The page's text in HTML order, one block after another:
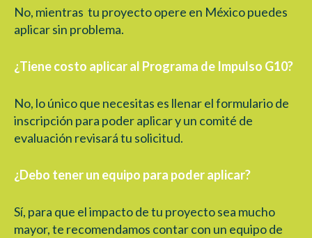
No, mientras tu proyecto opere en México puedes
aplicar sin problema.
¿Tiene costo aplicar al Programa de Impulso G10?
No, lo único que necesitas es llenar el formulario de
inscripción para poder aplicar y un comité de
evaluación revisará tu solicitud.
¿Debo tener un equipo para poder aplicar?
Sí, para que el impacto de tu proyecto sea mucho
mayor, te recomendamos contar con un equipo de